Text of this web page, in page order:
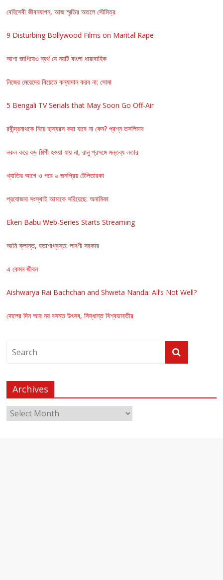
বেহিসেবী জীবনযাপন, আজ স্মৃতির অতলে সৌমিত্র
9 Disturbing Bollywood Films on Marital Rape
আশা জাগিয়েও ব্যর্থ যে নয়টি বাংলা ধারাবাহিক
নিজের মেয়েদের বিয়েতে কন্যাদান করব না: সোমা
5 Bengali TV Serials that May Soon Go Off-Air
রবীন্দ্রনাথকে নিয়ে হাস্যরস করা যাবে না কেন? প্রশ্ন তসলিমার
নকল করে বড় শিল্পী হওয়া যায় না, রানু প্রসঙ্গে মন্তব্য লতার
খ্যাতির আগে ও পরে ৬ জনপ্রিয় টেলিতারকা
প্রযোজনা সংস্থাই আমাকে সরিয়েছে: অনামিকা
Eken Babu Web-Series Starts Streaming
আমি ক্লান্ত, হতাশাগ্রস্ত: লাবণী সরকার
এ কেমন জীবন
Aishwarya Rai Bachchan and Shweta Nanda: All’s Not Well?
দোলের দিন আর নয় বসন্ত উৎসব, সিদ্ধান্ত বিশ্বভারতীর
Archives